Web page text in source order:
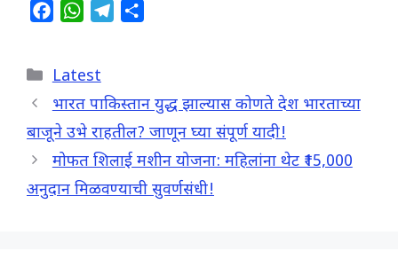
e
b
o
o
k
W
t
s
A
p
g
r
m
e
Categories
Latest
भारत पाकिस्तान युद्ध झाल्यास कोणते देश भारताच्या
बाजूने उभे राहतील? जाणून घ्या संपूर्ण यादी!
मोफत शिलाई मशीन योजना: महिलांना थेट ₹15,000
अनुदान मिळवण्याची सुवर्णसंधी!